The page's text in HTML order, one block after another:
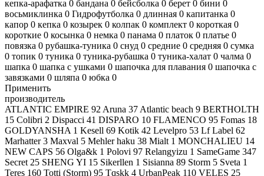
кепка-арафатка 0 бандана 0 бейсболка 0 берет 0 бини 0
восьмиклинка 0 Гидрофутболка 0 длинная 0 капитанка 0
капор 0 кепка 0 козырек 0 колпак 0 комплект 0 короткая 0
короткие 0 косынка 0 немка 0 панама 0 платок 0 платье 0
повязка 0 рубашка-туника 0 снуд 0 средние 0 средняя 0 сумка
0 топик 0 туника 0 туника-рубашка 0 туника-халат 0 чалма 0
шапка 0 шапка с ушками 0 шапочка для плавания 0 шапочка с
завязками 0 шляпа 0 юбка 0
Применить
производитель
ATLANTIC EMPIRE 92 Aruna 37 Atlantic beach 9 BERTHOLTH
15 Colibri 2 Dispacci 41 DISPARO 10 FLAMENCO 95 Fomas 18
GOLDYANSHA 1 Kesell 69 Kotik 42 Levelpro 53 Lf Label 62
Marhatter 3 Maxval 5 Mehler haku 38 Mialt 1 MONCHALIEU 14
NEW CAPS 56 Olga&k 1 Polovi 97 Relangyizu 1 SameGame 347
Secret 25 SHENG YI 15 Sikerllen 1 Sisianna 89 Storm 5 Sveta 1
Teres 160 Totti (Storm) 95 Tqskk 4 UrbanPeak 110 VELES 25